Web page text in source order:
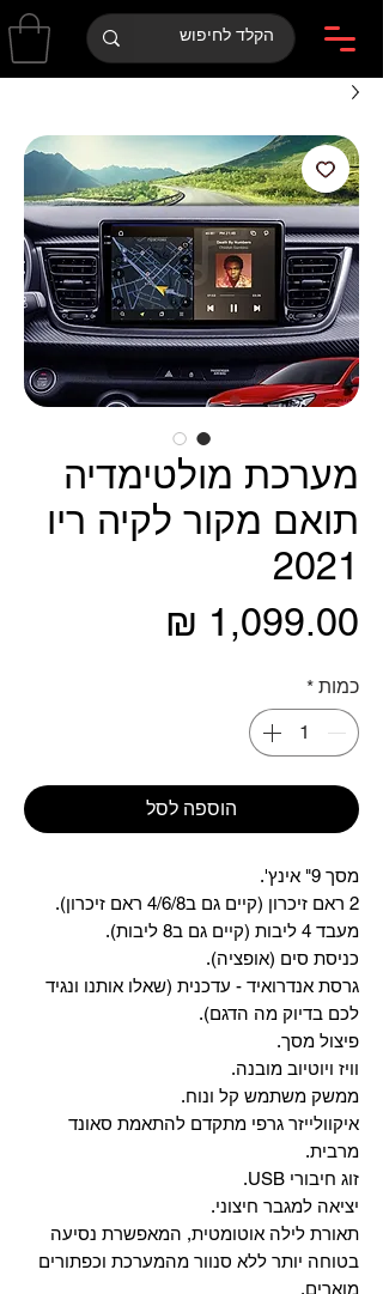
מערכת מולטימדיה
תואם מקור לקיה ריו
2021
כמות *
הוספה לסל
מסך 9" אינץ'.
2 ראם זיכרון (קיים גם ב4/6/8 ראם זיכרון).
מעבד 4 ליבות (קיים גם ב8 ליבות).
כניסת סים (אופציה).
גרסת אנדרואיד - עדכנית (שאלו אותנו ונגיד
לכם בדיוק מה הדגם).
פיצול מסך.
וויז ויוטיוב מובנה.
ממשק משתמש קל ונוח.
איקוולייזר גרפי מתקדם להתאמת סאונד
מרבית.
זוג חיבורי USB.
יציאה למגבר חיצוני.
תאורת לילה אוטומטית, המאפשרת נסיעה
בטוחה יותר ללא סנוור מהמערכת וכפתורים
מוארים.